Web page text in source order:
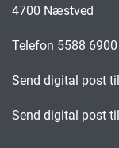
4700 Næstved
Telefon 5588 6900
Send digital post
Send digital post